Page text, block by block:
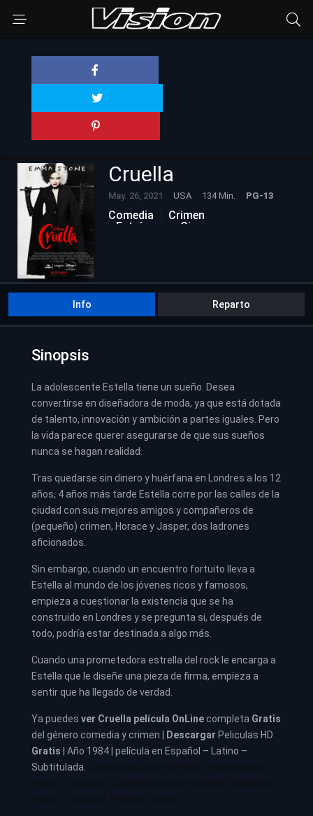
Cruella
May. 26, 2021 USA 134 Min. PG-13
Comedia
Crimen
Estrénos en Cine
Info Reparto
Sinopsis
La adolescente Estella tiene un sueño. Desea
convertirse en diseñadora de moda, ya que está dotada
de talento, innovación y ambición a partes iguales. Pero
la vida parece querer asegurarse de que sus sueños
nunca se hagan realidad.
Tras quedarse sin dinero y huérfana en Londres a los 12
años, 4 años más tarde Estella corre por las calles de la
ciudad con sus mejores amigos y compañeros de
(pequeño) crimen, Horace y Jasper, dos ladrones
aficionados.
Sin embargo, cuando un encuentro fortuito lleva a
Estella al mundo de los jóvenes ricos y famosos,
empieza a cuestionar la existencia que se ha
construido en Londres y se pregunta si, después de
todo, podría estar destinada a algo más.
Cuando una prometedora estrella del rock le encarga a
Estella que le diseñe una pieza de firma, empieza a
sentir que ha llegado de verdad.
Ya puedes ver Cruella película OnLinecompleta Gratis
del género comedia y crimen |
Descargar Peliculas HD
Gratis | Año 1984 | película en Español – Latino –
Subtitulada.